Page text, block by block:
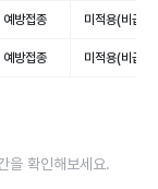
예방접종 미적용(비급여)
예방접종 미적용(비급여)
을 확인해보세요.